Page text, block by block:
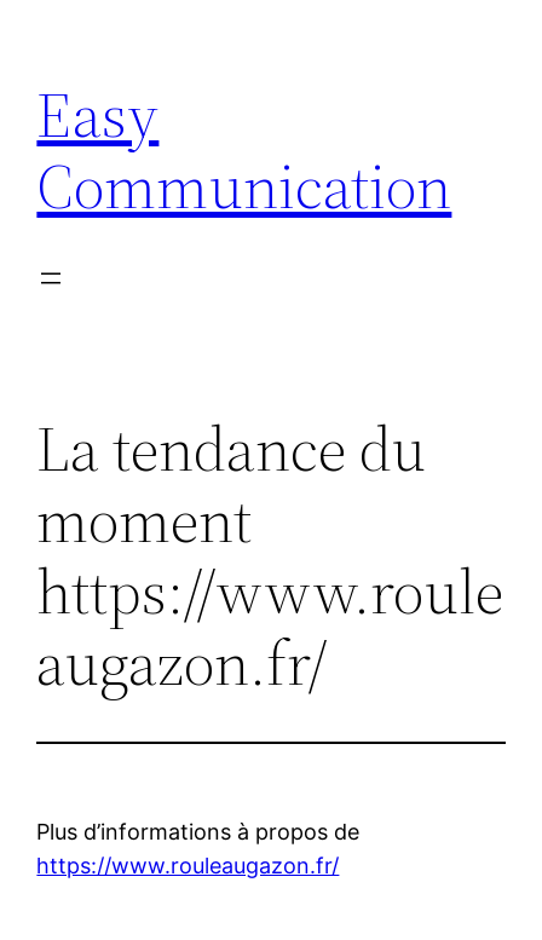
contenu
Easy
Communication
La tendance du
moment
https://www.roule
augazon.fr/
Plus d’informations à propos de
https://www.rouleaugazon.fr/